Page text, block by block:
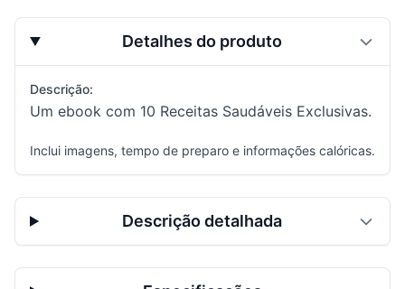
Detalhes do produto
Descrição:
Um ebook com 10 Receitas Saudáveis Exclusivas.
Inclui imagens, tempo de preparo e informações calóricas.
Descrição detalhada